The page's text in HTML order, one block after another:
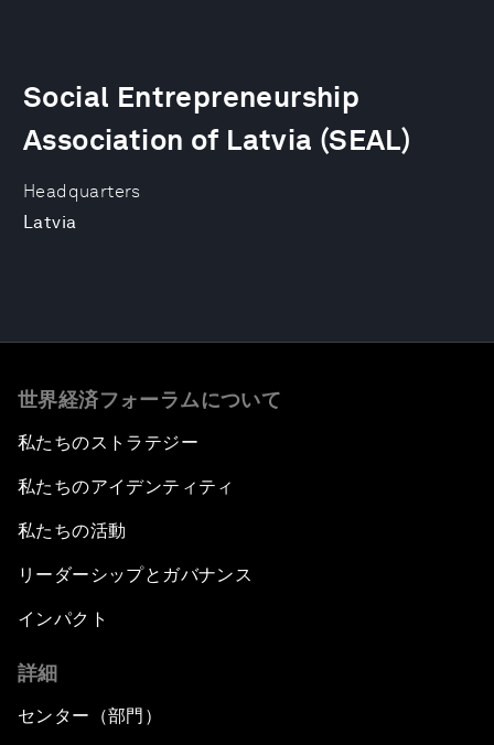
Headquarters
Latvia
Social Entrepreneurship
Association of Latvia (SEAL)
世界経済フォーラムについて
私たちのストラテジー
私たちのアイデンティティ
私たちの活動
リーダーシップとガバナンス
インパクト
詳細
センター（部門）